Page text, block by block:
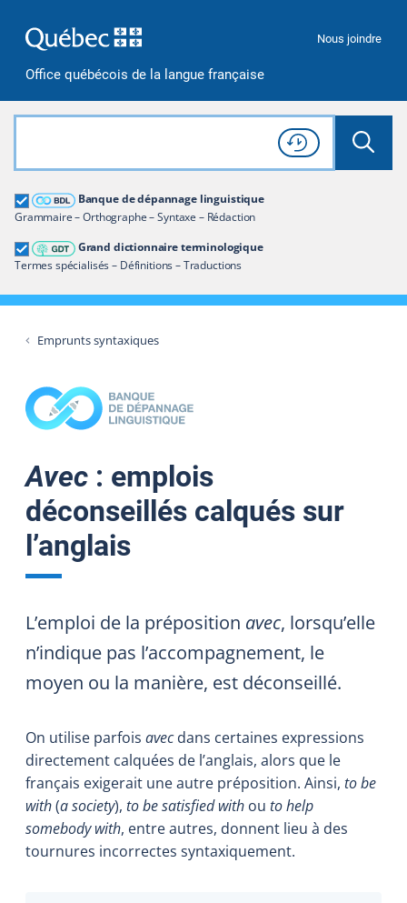
Office québécois de la langue française
Nous joindre
Rechercher dans tout le site
Lancer
Consulter l'
Historique
de recherche
Banque de dépannage linguistique
Grammaire – Orthographe – Syntaxe – Rédaction
Grand dictionnaire terminologique
Termes spécialisés – Définitions – Traductions
Grand dictionnaire terminologique
Restreindre aux termes
Emprunts syntaxiques
Avec : emplois
déconseillés calqués sur
l’anglais
L’emploi de la préposition avec, lorsqu’elle
n’indique pas l’accompagnement, le
moyen ou la manière, est déconseillé.
On utilise parfois avecdans certaines expressions
directement calquées de l’anglais, alors que le
français exigerait une autre préposition. Ainsi, to be
with(a society), to be satisfied with ou to help
somebody with, entre autres, donnent lieu à des
tournures incorrectes syntaxiquement.